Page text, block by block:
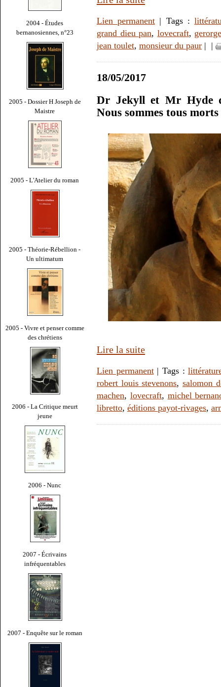
2004 - Études
bernanosiennes, n°23
2005 - Dossier H Joseph de
Maistre
2005 - L'Atelier du roman
2005 - Théorie-Rébellion -
Un ultimatum
2005 - Vivre et penser comme
des chrétiens
2006 - La Critique meurt
jeune
2006 - Nunc
2007 - Écrivains
infréquentables
2007 - Enquête sur le roman
Lien permanent | Tags :
grand dieu pan, lovecraft,
jean toulet, monsieur du paur | |
18/05/2017
Dr Jekyll et Mr Hyde
Nous sommes tous
Lire la suite
Lien permanent| Tags :
robert louis stevenons,salomon
machen, lovecraft, michel
libretto, éditions payot-rivages,